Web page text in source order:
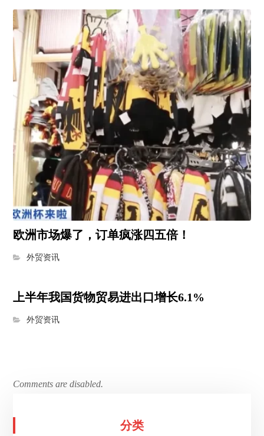
欧洲市场爆了，订单疯涨四五倍！
外贸资讯
上半年我国货物贸易进出口增长6.1%
外贸资讯
Comments are disabled.
分类